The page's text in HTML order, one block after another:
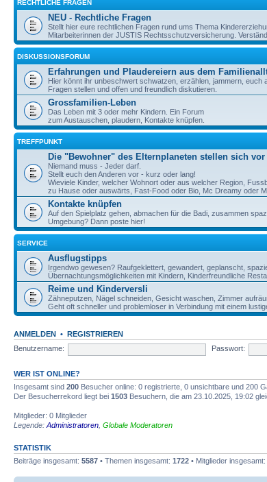
RECHTLICHE FRAGEN
NEU - Rechtliche Fragen
Stellt hier eure rechtlichen Fragen rund ums Thema
Mitarbeiterinnen der JUSTIS Rechtsschutzversicherung.
DISKUSSIONSFORUM
Erfahrungen und Plaudereiern aus dem
Hier könnt ihr unbeschwert schwatzen, erzählen, jammern,
Fragen stellen und offen und freundlich diskutieren.
Grossfamilien-Leben
Das Leben mit 3 oder mehr Kindern. Ein Forum
zum Austauschen, plaudern, Kontakte knüpfen.
TREFFPUNKT
Die "Bewohner" des Elternplaneten stellen sich vor
Niemand muss - Jeder darf.
Stellt euch den Anderen vor - kurz oder lang!
Wieviele Kinder, welcher Wohnort oder aus welcher Region,
zu Hause oder auswärts, Fast-Food oder Bio, Mc Dreamy oder
Kontakte knüpfen
Auf den Spielplatz gehen, abmachen für die Badi, zusammen
Umgebung? Dann poste hier!
SERVICE
Ausflugstipps
Irgendwo gewesen? Raufgeklettert, gewandert, geplanscht,
Übernachtungsmöglichkeiten mit Kindern, Kinderfreundliche
Reime und Kinderversli
Zähneputzen, Nägel schneiden, Gesicht waschen, Zimmer
Geht oft schneller und problemloser in Verbindung mit einem
ANMELDEN • REGISTRIEREN
Benutzername:
Passwort:
WER IST ONLINE?
Insgesamt sind 200 Besucher online: 0 registrierte, 0 unsichtbare und 200
Der Besucherrekord liegt bei 1503 Besuchern, die am 23.10.2025, 19:02
Mitglieder: 0 Mitglieder
Legende: Administratoren Globale Moderatoren
STATISTIK
Beiträge insgesamt: 5587 • Themen insgesamt: 1722 • Mitglieder insgesamt: